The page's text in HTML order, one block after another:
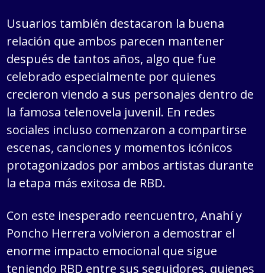
Usuarios también destacaron la buena
relación que ambos parecen mantener
después de tantos años, algo que fue
celebrado especialmente por quienes
crecieron viendo a sus personajes dentro de
la famosa telenovela juvenil. En redes
sociales incluso comenzaron a compartirse
escenas, canciones y momentos icónicos
protagonizados por ambos artistas durante
la etapa más exitosa de RBD.
Con este inesperado reencuentro, Anahí y
Poncho Herrera volvieron a demostrar el
enorme impacto emocional que sigue
teniendo RBD entre sus seguidores, quienes